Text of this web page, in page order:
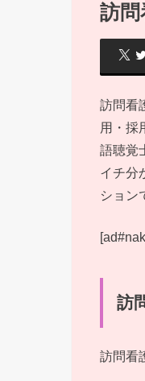
訪
訪問看
用・採
語聴覚
イチ分
ション
訪
訪問看